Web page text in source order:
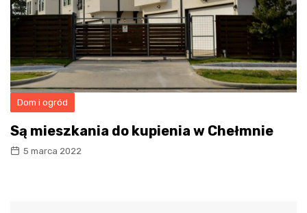
Dom i ogród
Są mieszkania do kupienia w Chełmnie
5 marca 2022